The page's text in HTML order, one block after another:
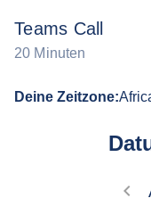
Teams Call
20 Minuten
Deine Zeitzone:
keyboard_arrow_left